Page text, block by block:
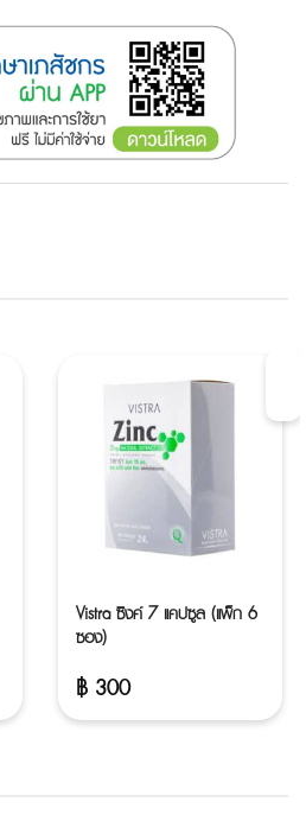
Vistra ซิงค์ 7 แคปซูล (แพ็ก 6
ซอง)
฿ 300